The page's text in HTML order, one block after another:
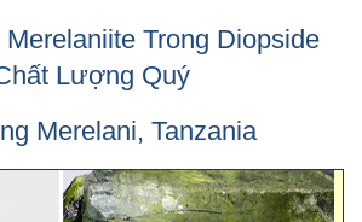
Trong Diopside
Lượng Quý
Merelani, Tanzania